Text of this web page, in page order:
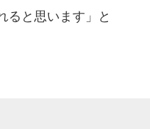
ると思います」と